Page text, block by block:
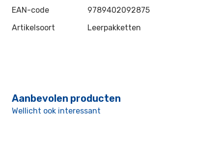
EAN-code
9789402092875
Artikelsoort
Leerpakketten
Aanbevolen producten
Wellicht ook interessant